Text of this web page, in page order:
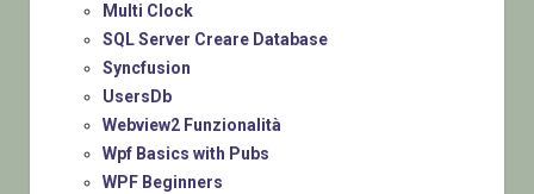
Multi Clock
SQL Server Creare Database
Syncfusion
UsersDb
Webview2 Funzionalità
Wpf Basics with Pubs
WPF Beginners